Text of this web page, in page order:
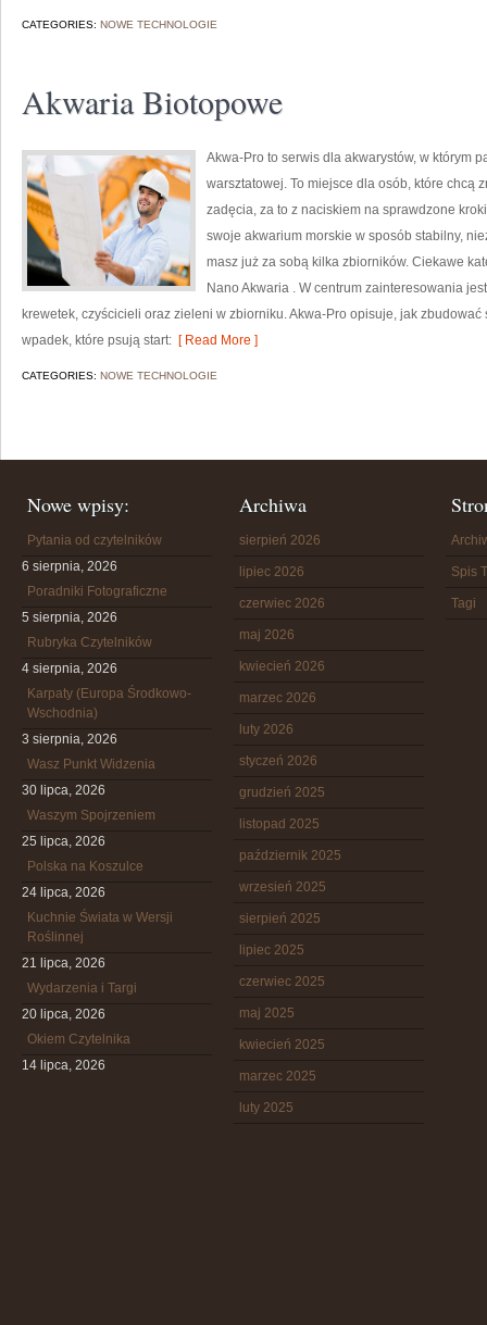
CATEGORIES: NOWE TECHNOLOGIE
Akwaria Biotopowe
Akwa-Pro to serwis dla akwarystów, w którym
warsztatowej. To miejsce dla osób, które chcą
zadęcia, za to z naciskiem na sprawdzone
swoje akwarium morskie w sposób stabilny,
masz już za sobą kilka zbiorników. Ciekawe
Nano Akwaria . W centrum zainteresowania
krewetek, czyścicieli oraz zieleni w zbiorniku. Akwa-Pro opisuje, jak
wpadek, które psują start: [ Read More ]
CATEGORIES: NOWE TECHNOLOGIE
Nowe wpisy:
Pytania od czytelników
6 sierpnia, 2026
Poradniki Fotograficzne
5 sierpnia, 2026
Rubryka Czytelników
4 sierpnia, 2026
Karpaty (Europa Środkowo-
Wschodnia)
3 sierpnia, 2026
Wasz Punkt Widzenia
30 lipca, 2026
Waszym Spojrzeniem
25 lipca, 2026
Polska na Koszulce
24 lipca, 2026
Kuchnie Świata w Wersji
Roślinnej
21 lipca, 2026
Wydarzenia i Targi
20 lipca, 2026
Okiem Czytelnika
14 lipca, 2026
Archiwa
sierpień 2026
lipiec 2026
czerwiec 2026
maj 2026
kwiecień 2026
marzec 2026
luty 2026
styczeń 2026
grudzień 2025
listopad 2025
październik 2025
wrzesień 2025
sierpień 2025
lipiec 2025
czerwiec 2025
maj 2025
kwiecień 2025
marzec 2025
luty 2025
Spis
Tagi